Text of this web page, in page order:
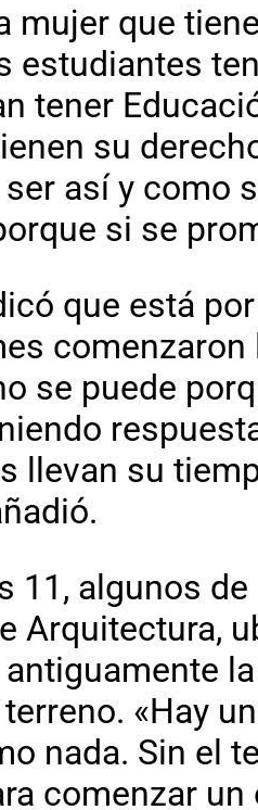
mujer que
estudiantes
tener
su
así y como
si se
que está
se puede
llevan su
11, algunos
Arquitectura,
«Hay
nada. Sin el
comenzar